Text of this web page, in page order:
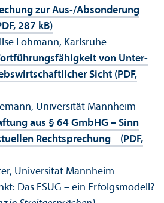
zur Aus-/Absonderung
287 kB)
Lohmann, Karlsruhe
von Unter­
Sicht (PDF,
Universität Mannheim
aus § 64 GmbHG – Sinn
Rechts­prechung (PDF,
Universität Mannheim
Das ESUG – ein Erfolgs­modell?